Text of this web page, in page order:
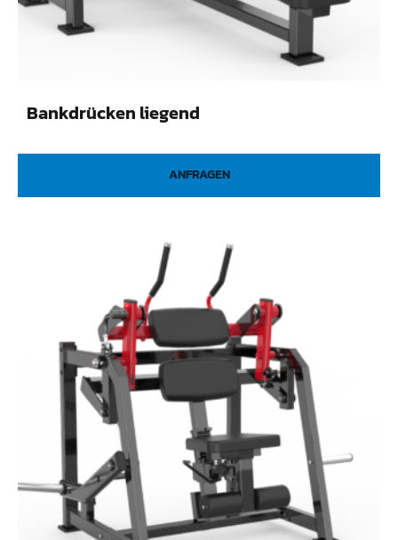
Bankdrücken liegend
ANFRAGEN